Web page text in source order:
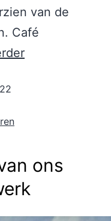
van de
Café
ons